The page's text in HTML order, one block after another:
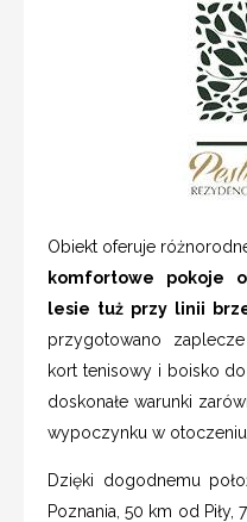
Obiekt oferuje
komfortowe pokoje
lesie tuż przy linii
przygotowano
kort tenisowy i boisko
doskonałe warunki
wypoczynku w
Dzięki dogodnemu
Poznania, 50 km od